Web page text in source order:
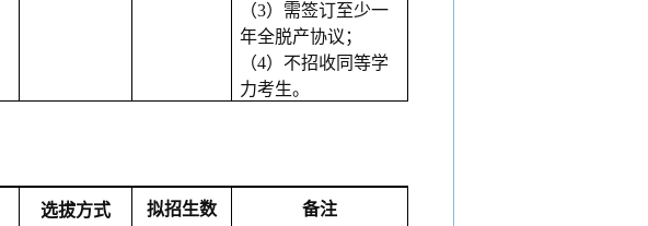
（3）需签订至少一
年全脱产协议；
（4）不招收同等学
力考生。
选拔方式 拟招生数 备注